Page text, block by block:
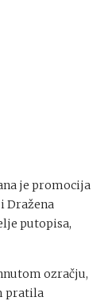
je promocija
Dražena
putopisa,
ozračju,
pratila